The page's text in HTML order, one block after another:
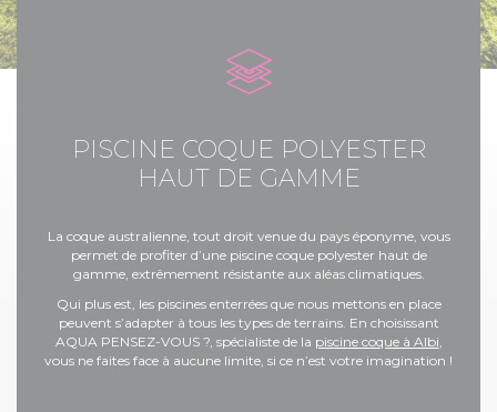
PISCINE COQUE POLYESTER
HAUT DE GAMME
La coque australienne, tout droit venue du pays éponyme, vous
permet de profiter d’une piscine coque polyester haut de
gamme, extrêmement résistante aux aléas climatiques.
Qui plus est, les piscines enterrées que nous mettons en place
peuvent s’adapter à tous les types de terrains. En choisissant
AQUA PENSEZ-VOUS ?, spécialiste de la piscine coque à Albi
vous ne faites face à aucune limite, si ce n’est votre imagination !